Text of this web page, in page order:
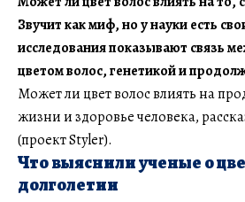
Звучит как миф, но у науки есть
исследования показывают связь
цветом волос, генетикой и
Может ли цвет волос влиять на
жизни и здоровье человека,
(проект Styler).
Что выяснили ученые о
долголетии